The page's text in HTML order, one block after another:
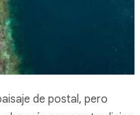
de postal, pero